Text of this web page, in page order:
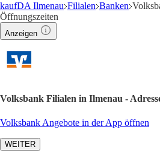
kaufDA Ilmenau Filialen Banken
Öffnungszeiten
Anzeigen
Volksbank Filialen in Ilmenau -
Volksbank Angebote in der App öffnen
WEITER